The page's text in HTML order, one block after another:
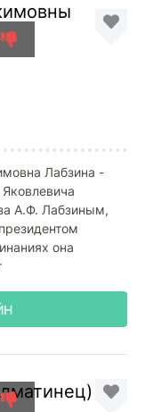
Лабзина -
А.Ф. Лабзиным,
она